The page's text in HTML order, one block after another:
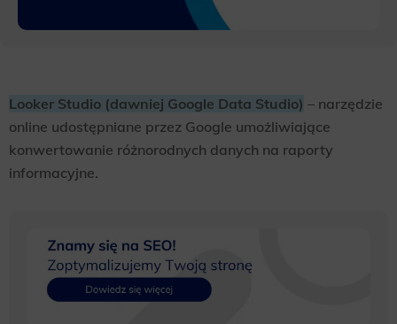
Looker Studio (dawniej Google Data Studio) – narzędzie
online udostępniane przez Google umożliwiające
konwertowanie różnorodnych danych na raporty
informacyjne.